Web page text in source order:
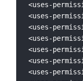
<uses-
<uses-
<uses-
<uses-
<uses-
<uses-
<uses-